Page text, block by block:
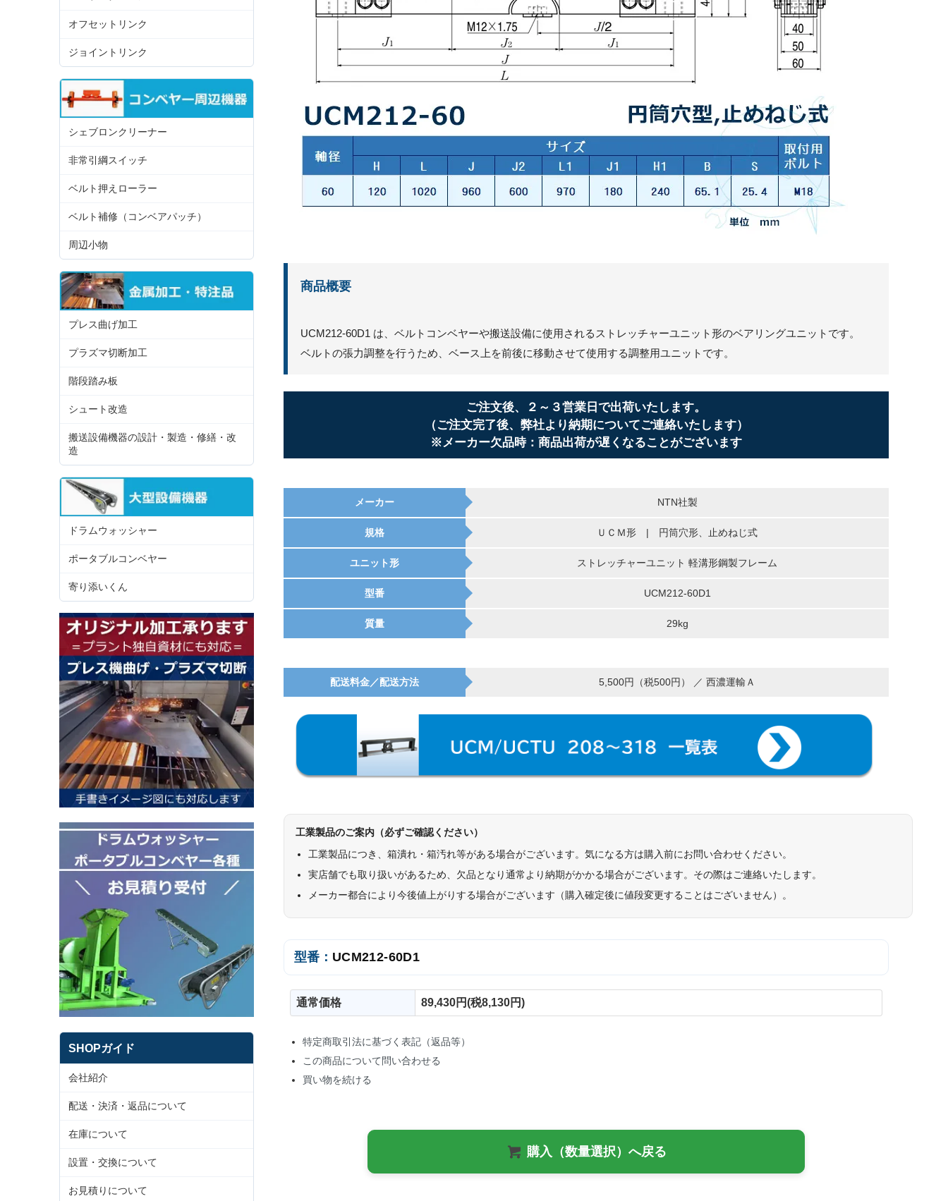
商品概要
UCM212-60D1 は、ベルトコンベヤーや搬送設備に使用されるストレッチャーユニット形のベアリングユニットです。
ベルトの張力調整を行うため、ベース上を前後に移動させて使用する調整用ユニットです。
ご注文後、２～３営業日で出荷いたします。
（ご注文完了後、弊社より納期についてご連絡いたします）
※メーカー欠品時：商品出荷が遅くなることがございます
メーカー NTN社製
規格 ＵＣＭ形 | 円筒穴形、止めねじ式
ユニット形 ストレッチャーユニット 軽溝形鋼製フレーム
型番 UCM212-60D1
質量 29kg
配送料金／配送方法 5,500円（税500円） ／ 西濃運輸Ａ
工業製品のご案内（必ずご確認ください）
工業製品につき、箱潰れ・箱汚れ等がある場合がございます。気になる方は購入前にお問い合わせください。
実店舗でも取り扱いがあるため、欠品となり通常より納期がかかる場合がございます。その際はご連絡いたします。
メーカー都合により今後値上がりする場合がございます（購入確定後に値段変更することはございません）。
型番： UCM212-60D1
通常価格 89,430円(税8,130円)
特定商取引法に基づく表記（返品等）
この商品について問い合わせる
買い物を続ける
購入（数量選択）へ戻る
オフセットリンク
ジョイントリンク
シェブロンクリーナー
非常引綱スイッチ
ベルト押えローラー
ベルト補修（コンベアパッチ）
周辺小物
プレス曲げ加工
プラズマ切断加工
階段踏み板
シュート改造
搬送設備機器の設計・製造・修繕・改
造
ドラムウォッシャー
ポータブルコンベヤー
寄り添いくん
SHOPガイド
会社紹介
配送・決済・返品について
在庫について
設置・交換について
お見積りについて